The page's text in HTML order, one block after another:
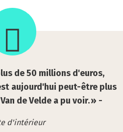
de 50 millions d'euros,
aujourd'hui peut-être plus
de Velde a pu voir. » -
d'intérieur